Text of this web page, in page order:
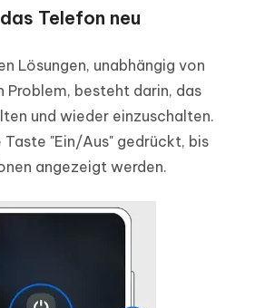
Telefon neu
Lösungen, unabhängig von
besteht darin, das
und wieder einzuschalten.
Taste "Ein/Aus" gedrückt, bis
angezeigt werden.